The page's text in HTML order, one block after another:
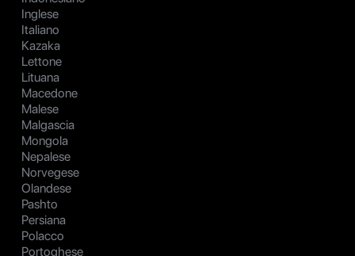
Inglese
Italiano
Kazaka
Lettone
Lituana
Macedone
Malese
Malgascia
Mongola
Nepalese
Norvegese
Olandese
Pashto
Persiana
Polacco
Portoghese